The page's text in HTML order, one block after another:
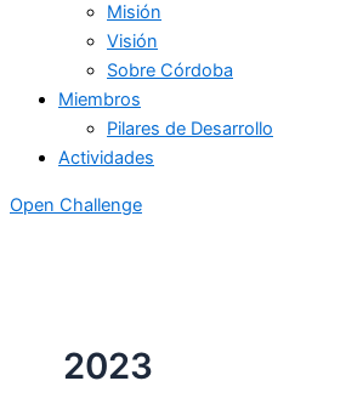
Misión
Visión
Sobre Córdoba
Miembros
Pilares de Desarrollo
Actividades
Open Challenge
2023